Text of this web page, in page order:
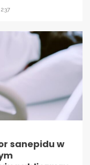
237
sanepidu w